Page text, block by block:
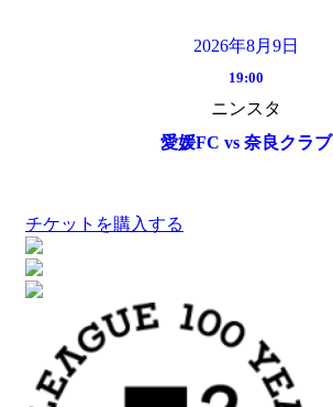
2026年8月9日
19:00
ニンスタ
愛媛FC vs 奈良クラブ
チケットを購入する